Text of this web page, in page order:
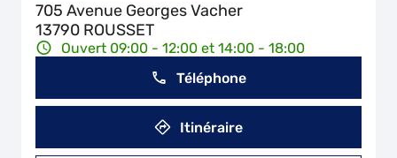
705 Avenue Georges Vacher
13790 ROUSSET
Ouvert 09:00 - 12:00 et 14:00 - 18:00
Téléphone
Itinéraire